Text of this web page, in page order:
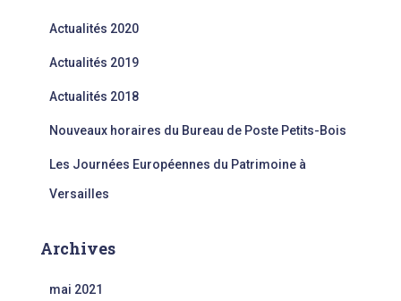
Actualités 2020
Actualités 2019
Actualités 2018
Nouveaux horaires du Bureau de Poste Petits-Bois
Les Journées Européennes du Patrimoine à
Versailles
Archives
mai 2021